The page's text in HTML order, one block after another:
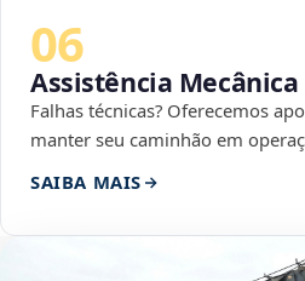
06
Assistência Mecânica
Falhas técnicas? Oferecemos
manter seu caminhão em
SAIBA MAIS